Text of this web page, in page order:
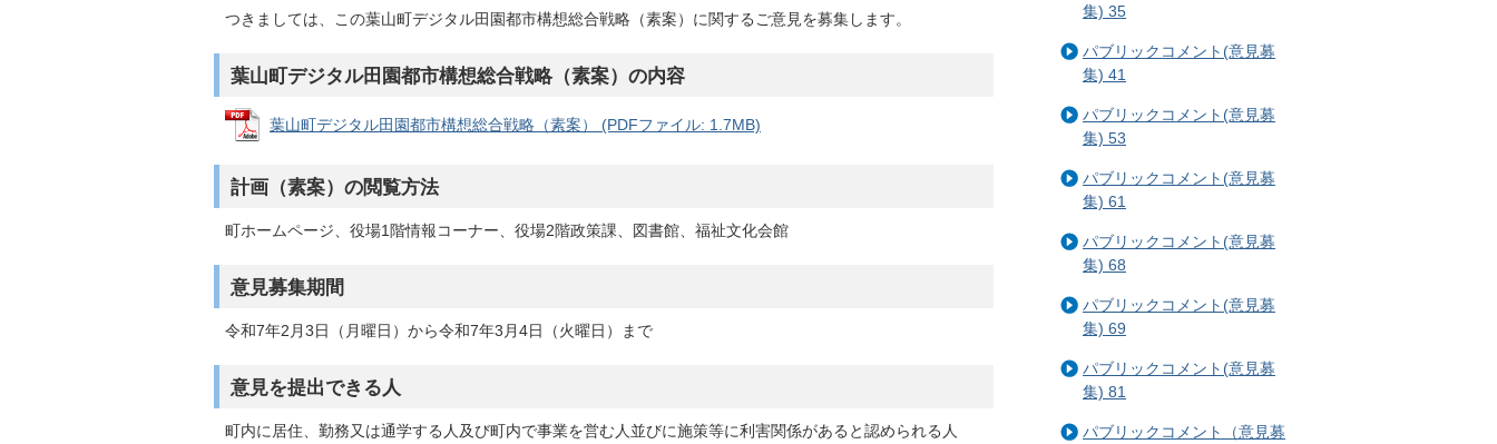
つきましては、この葉山町デジタル田園都市構想総合戦略（素案）に関するご意見を募集します。
葉山町デジタル田園都市構想総合戦略（素案）の内容
葉山町デジタル田園都市構想総合戦略（素案） (PDFファイル: 1.7MB)
計画（素案）の閲覧方法
町ホームページ、役場1階情報コーナー、役場2階政策課、図書館、福祉文化会館
意見募集期間
令和7年2月3日（月曜日）から令和7年3月4日（火曜日）まで
意見を提出できる人
町内に居住、勤務又は通学する人及び町内で事業を営む人並びに施策等に利害関係があると認められる人
集) 35
パブリックコメント(意見募
集) 41
パブリックコメント(意見募
集) 53
パブリックコメント(意見募
集) 61
パブリックコメント(意見募
集) 68
パブリックコメント(意見募
集) 69
パブリックコメント(意見募
集) 81
パブリックコメント（意見募